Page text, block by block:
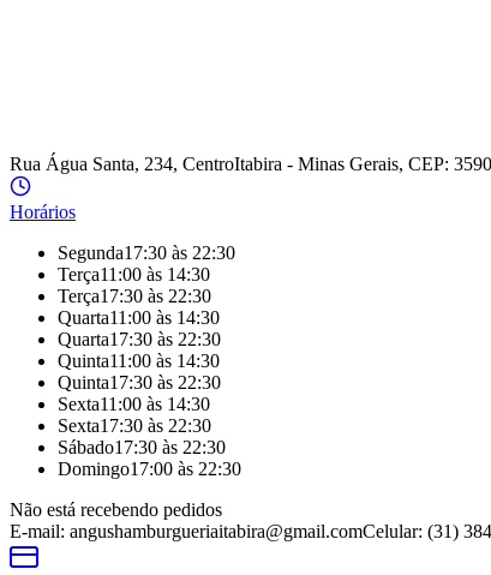
Rua Água Santa, 234, CentroItabira - Minas Gerais, CEP:
Horários
Segunda17:30 às 22:30
Terça11:00 às 14:30
Terça17:30 às 22:30
Quarta11:00 às 14:30
Quarta17:30 às 22:30
Quinta11:00 às 14:30
Quinta17:30 às 22:30
Sexta11:00 às 14:30
Sexta17:30 às 22:30
Sábado17:30 às 22:30
Domingo17:00 às 22:30
Não está recebendo pedidos
E-mail: angushamburgueriaitabira@gmail.comCelular: (31)